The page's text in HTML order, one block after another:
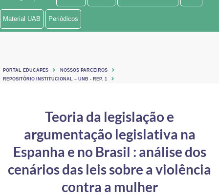
Ministério de Minas e Energia
Ministério do Turismo
Controladoria-Geral da União
Ministério da Mulher, da Família e dos Direitos Humanos
Secretaria-Geral
Material UAB Periódicos
PORTAL EDUCAPES
NOSSOS PARCEIROS
REPOSITÓRIO INSTITUCIONAL – UNB - REP. 1
Teoria da legislação e
argumentação legislativa na
Espanha e no Brasil : análise dos
cenários das leis sobre a violência
contra a mulher